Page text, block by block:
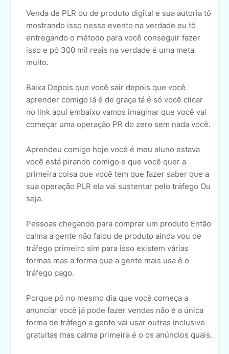
Venda de PLR ou de produto digital e sua autoria tô
mostrando isso nesse evento na verdade eu tô
entregando o método para você conseguir fazer
isso e pô 300 mil reais na verdade é uma meta
muito.
Baixa Depois que você sair depois que você
aprender comigo lá é de graça tá é só você clicar
no link aqui embaixo vamos imaginar que você vai
começar uma operação PR do zero sem nada você.
Aprendeu comigo hoje você é meu aluno estava
você está pirando comigo e que você quer a
primeira coisa que você tem que fazer saber que a
sua operação PLR ela vai sustentar pelo tráfego Ou
seja.
Pessoas chegando para comprar um produto Então
calma a gente não falou de produto ainda vou de
tráfego primeiro sim para isso existem várias
formas mas a forma que a gente mais usa é o
tráfego pago.
Porque pô no mesmo dia que você começa a
anunciar você já pode fazer vendas não é a única
forma de tráfego a gente vai usar outras inclusive
gratuitas mas calma primeira é o os anúncios quais.